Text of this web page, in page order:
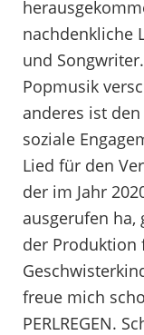
nachdenkliche
und
Popmusik
anderes ist
soziale
Lied für den
der im Jahr
ausgerufen ha,
der Produktion
freue mich
PERLREGEN.